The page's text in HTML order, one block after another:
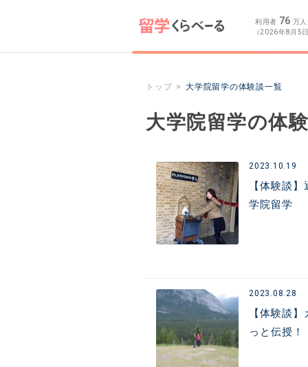
利用者 76 万
（2026年8月5
トップ 大学院留学の体験談一覧
大学院留学の体
2023.10.19
【体験談
学院留学
2023.08.28
【体験談
っと伝授！